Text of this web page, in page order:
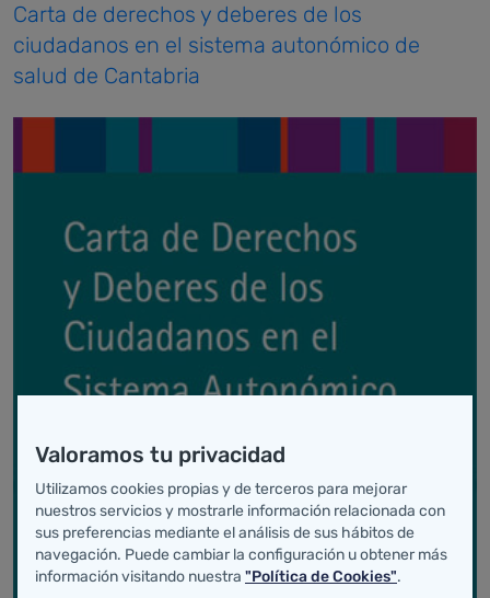
Carta de derechos y deberes de los
ciudadanos en el sistema autonómico de
salud de Cantabria
Valoramos tu privacidad
Utilizamos cookies propias y de terceros para mejorar
nuestros servicios y mostrarle información relacionada con
sus preferencias mediante el análisis de sus hábitos de
navegación. Puede cambiar la configuración u obtener más
información visitando nuestra "Política de Cookies".